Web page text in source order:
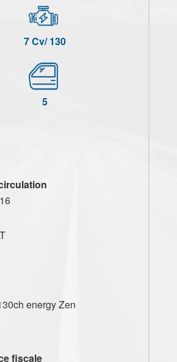
7 Cv/ 130
5
energy Zen
fiscale